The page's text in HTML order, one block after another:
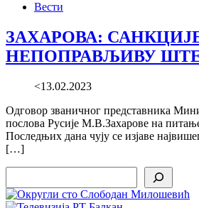
Вести
ЗАХАРОВА:
НЕПОПРАВЉИВУ
<13.02.2023
Одговор званичног представника
послова Русије М.В.Захарове на
Последњих дана чују се изјаве
[…]